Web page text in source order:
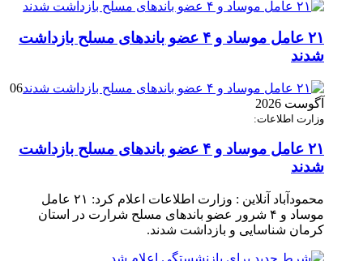
۲۱ عامل موساد و ۴ عضو باند‌های مسلح بازداشت
شدند
06
آگوست 2026
وزارت اطلاعات:
۲۱ عامل موساد و ۴ عضو باند‌های مسلح بازداشت
شدند
محمودآباد آنلاین : وزارت اطلاعات اعلام کرد: ۲۱ عامل
موساد و ۴ شرور عضو باند‌های مسلح شرارت در استان
کرمان شناسایی و بازداشت شدند.